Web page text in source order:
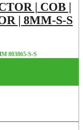
| COB |
| 8MM-S-S
803865-S-S